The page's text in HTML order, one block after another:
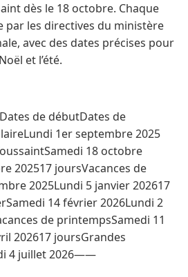
dès le 18 octobre. Chaque
par les directives du ministère
avec des dates précises pour
et l’été.
de débutDates de
1er septembre 2025
18 octobre
202517 joursVacances de
2025Lundi 5 janvier 202617
14 février 2026Lundi 2
de printempsSamedi 11
202617 joursGrandes
4 juillet 2026——